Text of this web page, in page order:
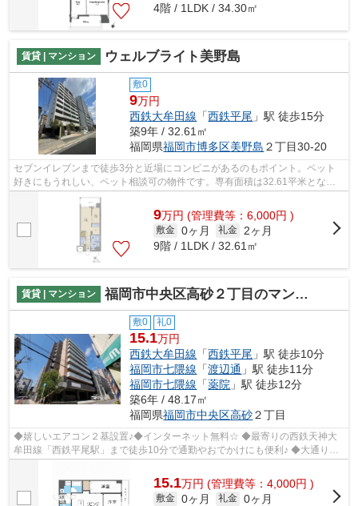
4階 / 1LDK / 34.30㎡
賃貸 | マンション ウェルブライト美野島
敷0
9万円
西鉄大牟田線 「西鉄平尾 」駅 徒歩15分
築9年 / 32.61㎡
福岡県福岡市博多区美野島 ２丁目30-20
セブンイレブンまで徒歩3分と近場にコンビニがあるのもポイント。ペット
好きにもうれしい、ペット相談可の物件です。専有面積は32.61平米となっ
ております。当社では、西鉄大牟田線西...
9万円 (管理費等：6,000円 )
敷金 0ヶ月 礼金
2ヶ月
9階 / 1LDK / 32.61㎡
賃貸 | マンション 福岡市中央区高砂２丁目のマンション
敷0 礼0
15.1万円
西鉄大牟田線 「西鉄平尾 」駅 徒歩10分
福岡市七隈線 「渡辺通 」駅 徒歩11分
福岡市七隈線 「薬院 」駅 徒歩12分
築6年 / 48.17㎡
福岡県福岡市中央区高砂２丁目
◆嬉しいエアコン２基設置♪◆インターネット無料☆ ◆最寄りの西鉄天神大
牟田線「西鉄平尾駅」まで徒歩10分で通勤やおでかけにも便利♪ ◆大通りか
15.1万円 (管理費等：4,000円 )
敷金 0ヶ月 礼金 0ヶ月